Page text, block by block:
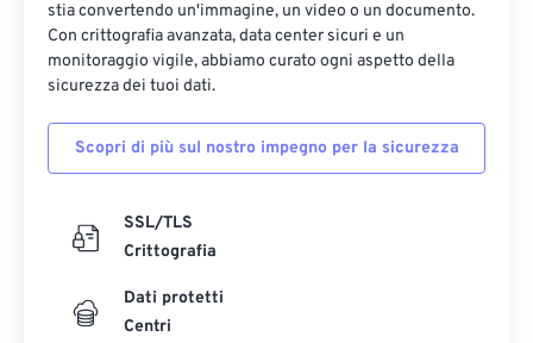
stia convertendo un'immagine, un video o un documento.
Con crittografia avanzata, data center sicuri e un
monitoraggio vigile, abbiamo curato ogni aspetto della
sicurezza dei tuoi dati.
Scopri di più sul nostro impegno per la sicurezza
SSL/TLS
Crittografia
Dati protetti
Centri